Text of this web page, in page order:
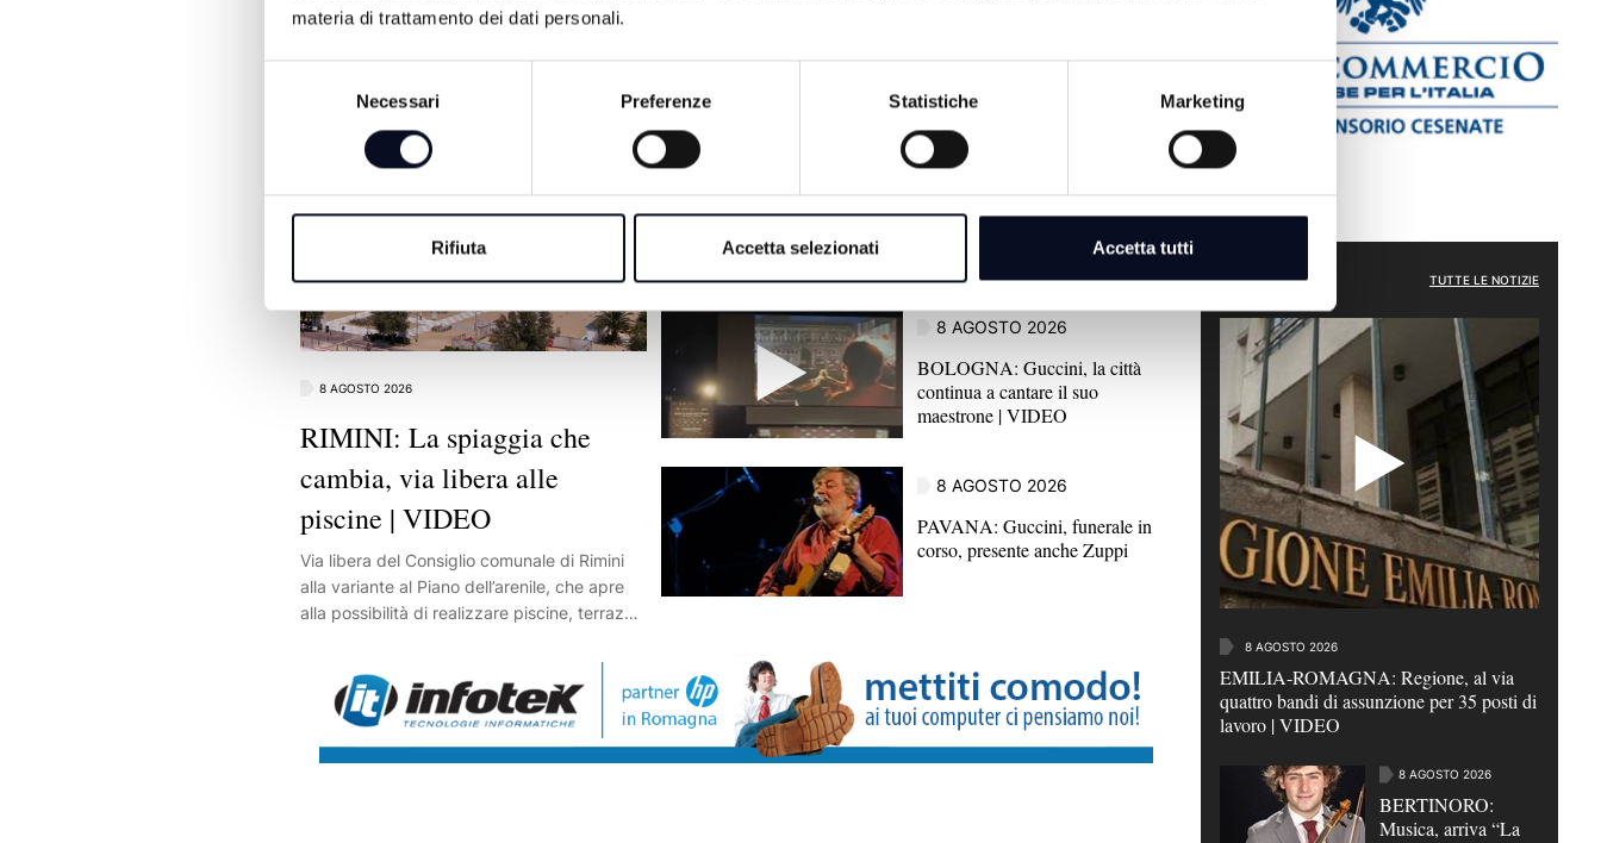
materia di trattamento dei dati personali.
Necessari Preferenze Statistiche Marketing
Rifiuta Accetta selezionati Accetta tutti
ALTRE NOTIZIE DI ATTUALITÀ
8 AGOSTO 2026
RIMINI: La spiaggia che
cambia, via libera alle
piscine | VIDEO
Via libera del Consiglio comunale di Rimini
alla variante al Piano dell’arenile, che apre
alla possibilità di realizzare piscine, terrazze
provvedimento è stato approvato con 17
voti favorevoli, cinque contrari e sette
astenuti. Tra le principali novità, anche le
micro-aggregazioni formate da almeno due
8 AGOSTO 2026
EMILIA-ROMAGNA: Cultura,
8 AGOSTO 2026
BOLOGNA: Guccini, la città
continua a cantare il suo
maestrone | VIDEO
8 AGOSTO 2026
PAVANA: Guccini, funerale in
corso, presente anche Zuppi
ATTUALITÀ TUTTE LE NOTIZIE
8 AGOSTO 2026
EMILIA-ROMAGNA: Regione, al via
quattro bandi di assunzione per 35 posti di
lavoro | VIDEO
8 AGOSTO 2026
BERTINORO:
Musica, arriva “La